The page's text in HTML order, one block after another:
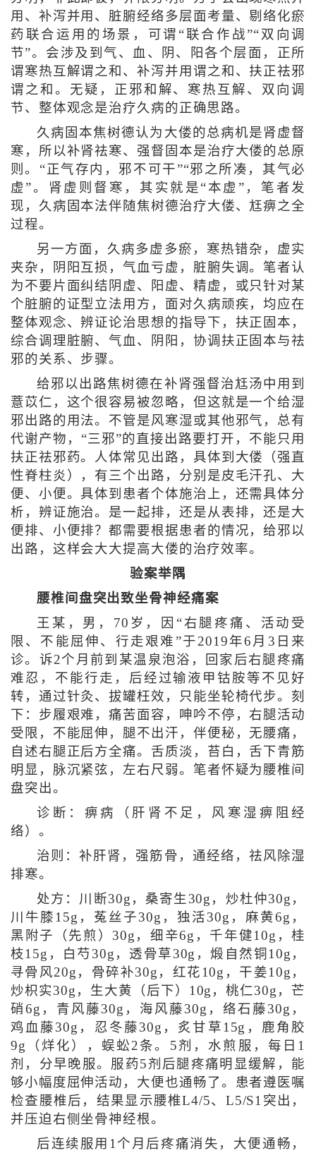
用、补泻并用、脏腑经络多层面考量、剔络化瘀
药联合运用的场景，可谓“联合作战”“双向调
节”。会涉及到气、血、阴、阳各个层面，正所
谓寒热互解谓之和、补泻并用谓之和、扶正祛邪
谓之和。无疑，正邪和解、寒热互解、双向调
节、整体观念是治疗久病的正确思路。
久病固本焦树德认为大偻的总病机是肾虚督
寒，所以补肾祛寒、强督固本是治疗大偻的总原
则。“正气存内，邪不可干”“邪之所凑，其气必
虚”。肾虚则督寒，其实就是“本虚”，笔者发
现，久病固本法伴随焦树德治疗大偻、尪痹之全
过程。
另一方面，久病多虚多瘀，寒热错杂，虚实
夹杂，阴阳互损，气血亏虚，脏腑失调。笔者认
为不要片面纠结阴虚、阳虚、精虚，或只针对某
个脏腑的证型立法用方，面对久病顽疾，均应在
整体观念、辨证论治思想的指导下，扶正固本，
综合调理脏腑、气血、阴阳，协调扶正固本与祛
邪的关系、步骤。
给邪以出路焦树德在补肾强督治尪汤中用到
薏苡仁，这个很容易被忽略，但这就是一个给湿
邪出路的用法。不管是风寒湿或其他邪气，总有
代谢产物，“三邪”的直接出路要打开，不能只用
扶正祛邪药。人体常见出路，具体到大偻（强直
性脊柱炎），有三个出路，分别是皮毛汗孔、大
便、小便。具体到患者个体施治上，还需具体分
析，辨证施治。是一起排，还是从表排，还是大
便排、小便排？都需要根据患者的情况，给邪以
出路，这样会大大提高大偻的治疗效率。
验案举隅
腰椎间盘突出致坐骨神经痛案
王某，男，70岁，因“右腿疼痛、活动受
限、不能屈伸、行走艰难”于2019年6月3日来
诊。诉2个月前到某温泉泡浴，回家后右腿疼痛
难忍，不能行走，后经过输液甲钴胺等不见好
转，通过针灸、拔罐枉效，只能坐轮椅代步。刻
下：步履艰难，痛苦面容，呻吟不停，右腿活动
受限，不能屈伸，腿不出汗，伴便秘，无腰痛，
自述右腿正后方全痛。舌质淡，苔白，舌下青筋
明显，脉沉紧弦，左右尺弱。笔者怀疑为腰椎间
盘突出。
诊断：痹病（肝肾不足，风寒湿痹阻经
络）。
治则：补肝肾，强筋骨，通经络，祛风除湿
排寒。
处方：川断30g，桑寄生30g，炒杜仲30g，
川牛膝15g，菟丝子30g，独活30g，麻黄6g，
黑附子（先煎）30g，细辛6g，千年健10g，桂
枝15g，白芍30g，透骨草30g，煅自然铜10g，
寻骨风20g，骨碎补30g，红花10g，干姜10g，
炒枳实30g，生大黄（后下）10g，桃仁30g，芒
硝6g，青风藤30g，海风藤30g，络石藤30g，
鸡血藤30g，忍冬藤30g，炙甘草15g，鹿角胶
9g（烊化），蜈蚣2条。5剂，水煎服，每日1
剂，分早晚服。服药5剂后腿疼痛明显缓解，能
够小幅度屈伸活动，大便也通畅了。患者遵医嘱
检查腰椎后，结果显示腰椎L4/5、L5/S1突出，
并压迫右侧坐骨神经根。
后连续服用1个月后疼痛消失，大便通畅，